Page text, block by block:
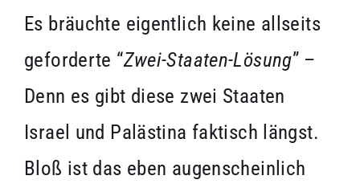
Es bräuchte eigentlich keine allseits
geforderte “Zwei-Staaten-Lösung” –
Denn es gibt diese zwei Staaten
Israel und Palästina faktisch längst.
Bloß ist das eben augenscheinlich